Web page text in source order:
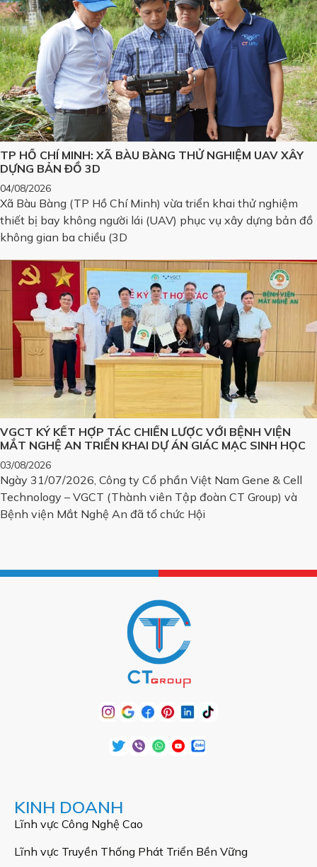
TP HỒ CHÍ MINH: XÃ BÀU BÀNG THỬ NGHIỆM UAV XÂY
DỰNG BẢN ĐỒ 3D
04/08/2026
Xã Bàu Bàng (TP Hồ Chí Minh) vừa triển khai thử nghiệm
thiết bị bay không người lái (UAV) phục vụ xây dựng bản đồ
không gian ba chiều (3D
VGCT KÝ KẾT HỢP TÁC CHIẾN LƯỢC VỚI BỆNH VIỆN
MẮT NGHỆ AN TRIỂN KHAI DỰ ÁN GIÁC MẠC SINH HỌC
03/08/2026
Ngày 31/07/2026, Công ty Cổ phần Việt Nam Gene & Cell
Technology – VGCT (Thành viên Tập đoàn CT Group) và
Bệnh viện Mắt Nghệ An đã tổ chức Hội
KINH DOANH
Lĩnh vực Công Nghệ Cao
Lĩnh vực Truyền Thống Phát Triển Bền Vững